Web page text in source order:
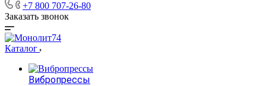
+7 800 707-26-80
Заказать звонок
Каталог
Вибропрессы